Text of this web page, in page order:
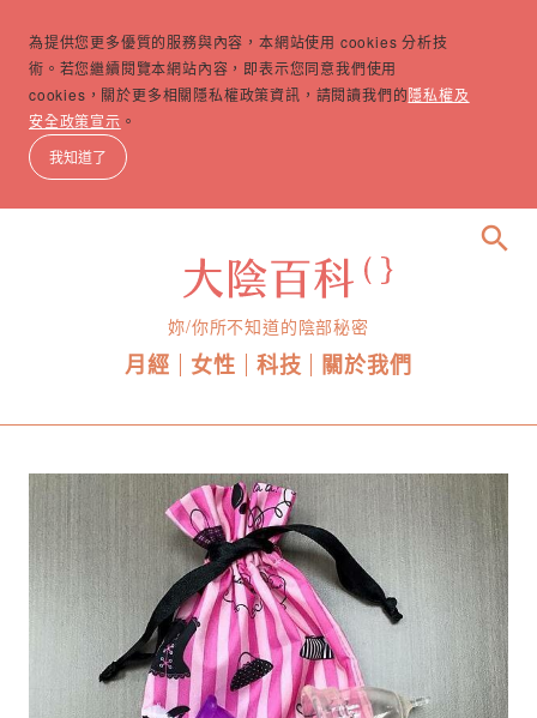
為提供您更多優質的服務與內容，本網站使用 cookies 分析技
術。若您繼續閱覽本網站內容，即表示您同意我們使用
cookies，關於更多相關隱私權政策資訊，請閱讀我們的隱私權及
安全政策宣示 。
我知道了
妳/你所不知道的陰部秘密
月經 女性 科技 關於我們
search